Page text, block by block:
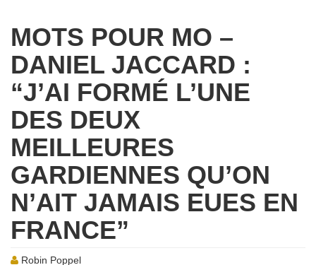
MOTS POUR MO –
DANIEL JACCARD :
“J’AI FORMÉ L’UNE
DES DEUX
MEILLEURES
GARDIENNES QU’ON
N’AIT JAMAIS EUES EN
FRANCE”
Robin Poppel